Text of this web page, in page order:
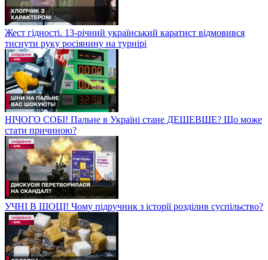
Жест гідності. 13-річний український каратист відмовився
тиснути руку росіянину на турнірі
НІЧОГО СОБІ! Пальне в Україні стане ДЕШЕВШЕ? Що може
стати причиною?
УЧНІ В ШОЦІ! Чому підручник з історії розділив суспільство?